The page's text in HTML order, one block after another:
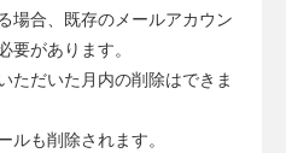
場合、既存のメールアカウン
要があります。
ただいた月内の削除はできま
も削除されます。